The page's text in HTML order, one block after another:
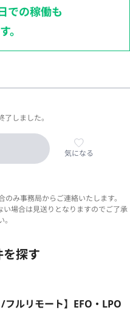
での稼働も
。
しました。
気になる
み事務局からご連絡いたします。
い場合は見送りとなりますのでご了承
探す
フルリモート】EFO・LPO